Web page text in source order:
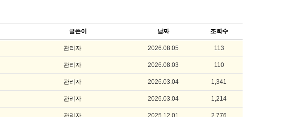
글쓴이 날짜 조회수
관리자 2026.08.05 113
관리자 2026.08.03 110
관리자 2026.03.04 1,341
관리자 2026.03.04 1,214
관리자 2025.12.01 2,776